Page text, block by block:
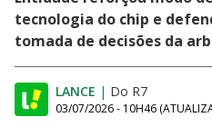
tecnologia do chip e
tomada de decisões da
LANCE | Do R7
03/07/2026 - 10H46